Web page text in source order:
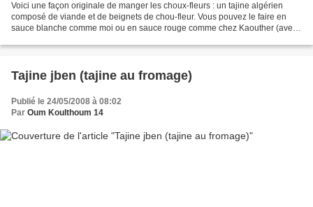
Voici une façon originale de manger les choux-fleurs : un tajine algérien
composé de viande et de beignets de chou-fleur. Vous pouvez le faire en
sauce blanche comme moi ou en sauce rouge comme chez Kaouther (avec
Tajine jben (tajine au fromage)
Publié le 24/05/2008 à 08:02
Par Oum Koulthoum 14